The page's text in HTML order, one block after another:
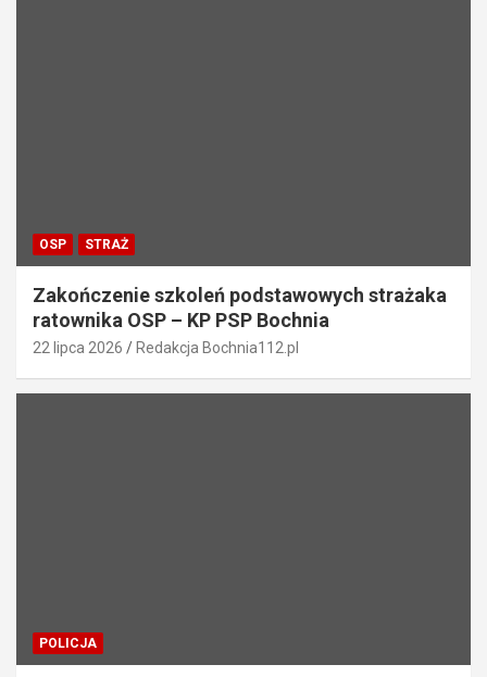
OSP STRAŻ
Zakończenie szkoleń podstawowych strażaka
ratownika OSP – KP PSP Bochnia
22 lipca 2026 Redakcja Bochnia112.pl
POLICJA